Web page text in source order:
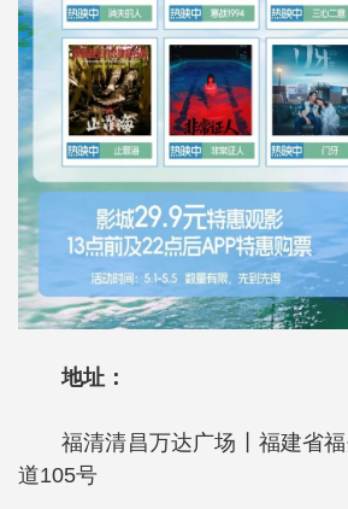
地址：
福清清昌万达广场丨福建省
道105号